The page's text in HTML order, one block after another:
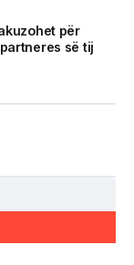
është
pasqyrë reale të
për
së tij